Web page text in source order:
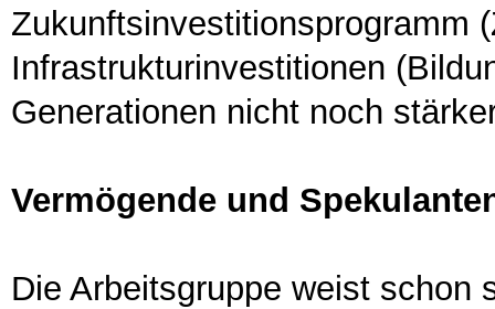
Zukunftsinvestitionsprogramm
Infrastrukturinvestitionen
Generationen nicht noch
Vermögende und
Die Arbeitsgruppe weist schon